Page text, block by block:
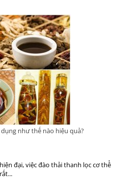
như thế nào hiệu quả?
đại, việc đào thải thanh lọc cơ thể